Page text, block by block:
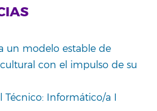
un modelo estable de
con el impulso de su
Técnico: Informático/a I